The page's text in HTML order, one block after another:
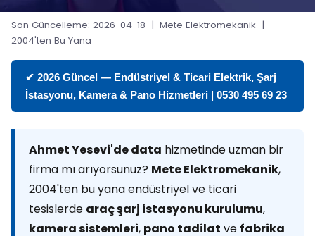
Son Güncelleme: 2026-04-18 | Mete Elektromekanik |
2004'ten Bu Yana
✔ 2026 Güncel — Endüstriyel & Ticari Elektrik, Şarj
İstasyonu, Kamera & Pano Hizmetleri | 0530 495 69 23
Ahmet Yesevi'de data hizmetinde uzman bir
firma mı arıyorsunuz? Mete Elektromekanik,
2004'ten bu yana endüstriyel ve ticari
tesislerde araç şarj istasyonu kurulumu,
kamera sistemleri, pano tadilat ve fabrika